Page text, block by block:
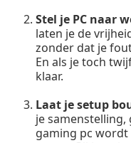
Stel je PC naar
laten je de
zonder dat je
En als je toch
klaar.
Laat je setup
je samenstelling,
gaming pc wordt